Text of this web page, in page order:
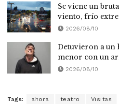
Se viene un
viento, frío
2026/08/10
Detuvieron a un
menor con un
2026/08/10
Tags: ahora teatro Visitas